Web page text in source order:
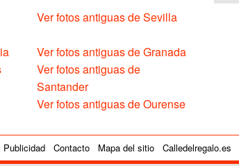
Ver fotos antiguas de Sevilla
Ver fotos antiguas de Granada
Ver fotos antiguas de
Santander
Ver fotos antiguas de Ourense
Publicidad Contacto Mapa del sitio Calledelregalo.es